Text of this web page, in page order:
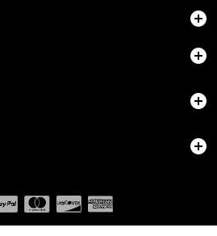



